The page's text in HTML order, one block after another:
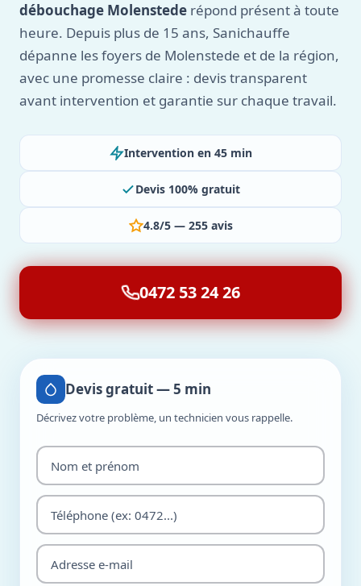
débouchage Molenstede répond présent à toute
heure. Depuis plus de 15 ans, Sanichauffe
dépanne les foyers de Molenstede et de la région,
avec une promesse claire : devis transparent
avant intervention et garantie sur chaque travail.
Intervention en 45 min
Devis 100% gratuit
4.8/5 — 255 avis
0472 53 24 26
Devis gratuit — 5 min
Décrivez votre problème, un technicien vous rappelle.